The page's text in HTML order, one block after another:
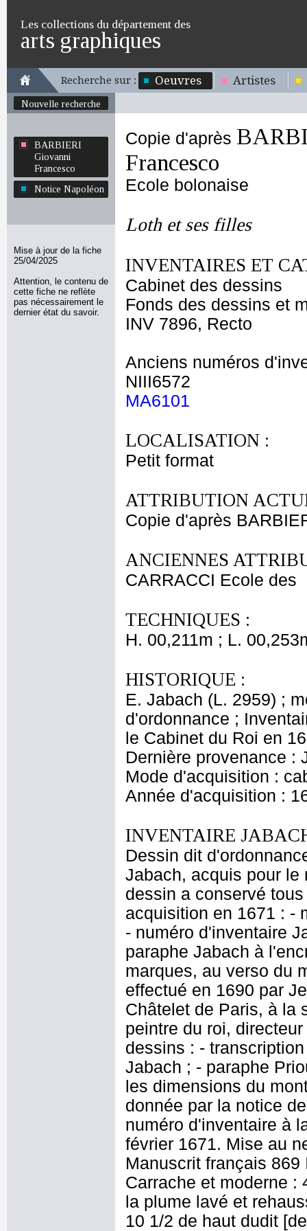
Les collections du département des
arts graphiques
Recherche sur : Oeuvres Artistes
Nouvelle recherche
BARBIERI
Giovanni
Francesco
Notice Napoléon
Mise à jour de la fiche
25/04/2025
Attention, le contenu de
cette fiche ne reflète
pas nécessairement le
dernier état du savoir.
Copie d'après
Francesco
Ecole bolonaise
Loth et ses filles
INVENTAIRES ET
Cabinet des dessins
Fonds des dessins et
INV 7896, Recto
Anciens numéros
NIII6572
MA6101
LOCALISATION :
Petit format
ATTRIBUTION
Copie d'après
ANCIENNES
CARRACCI Ecole des
TECHNIQUES :
H. 00,211m ; L.
HISTORIQUE :
E. Jabach (L. 2959) ;
d'ordonnance ;
le Cabinet du Roi en
Dernière provenance :
Mode d'acquisition :
Année d'acquisition :
INVENTAIRE
Dessin dit
Jabach, acquis pour le
dessin a conservé
acquisition en 1671 : -
- numéro d'inventaire
paraphe Jabach à
marques, au verso du
effectué en 1690 par
Châtelet de Paris, à la
peintre du roi,
dessins : -
Jabach ; - paraphe
les dimensions du
donnée par la notice
numéro d'inventaire à
février 1671. Mise au
Manuscrit français
Carrache et moderne :
la plume lavé et
10 1/2 de haut dudit